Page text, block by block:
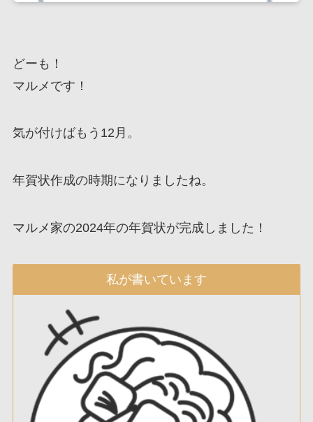
どーも！
マルメです！
気が付けばもう12月。
年賀状作成の時期になりましたね。
マルメ家の2024年の年賀状が完成しました！
私が書いています